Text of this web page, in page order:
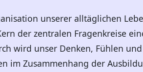
unserer alltäglichen
der zentralen Fragenkreise
wird unser Denken, Fühlen
im Zusammenhang der